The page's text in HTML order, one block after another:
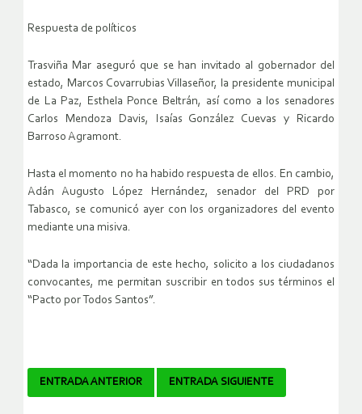
Respuesta de políticos
Trasviña Mar aseguró que se han invitado al gobernador del
estado, Marcos Covarrubias Villaseñor, la presidente municipal
de La Paz, Esthela Ponce Beltrán, así como a los senadores
Carlos Mendoza Davis, Isaías González Cuevas y Ricardo
Barroso Agramont.
Hasta el momento no ha habido respuesta de ellos. En cambio,
Adán Augusto López Hernández, senador del PRD por
Tabasco, se comunicó ayer con los organizadores del evento
mediante una misiva.
“Dada la importancia de este hecho, solicito a los ciudadanos
convocantes, me permitan suscribir en todos sus términos el
“Pacto por Todos Santos”.
Navegador
ENTRADA ANTERIOR ENTRADA SIGUIENTE